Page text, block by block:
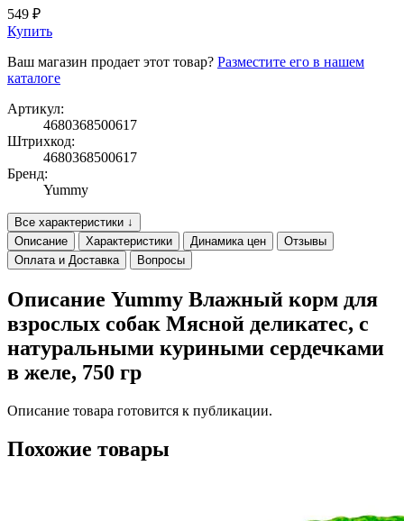
549 ₽
Купить
Ваш магазин продает этот товар? Разместите его в нашем
каталоге
Артикул:
4680368500617
Штрихкод:
4680368500617
Бренд:
Yummy
Все характеристики ↓
Описание
Характеристики Динамика цен
Отзывы
Оплата и Доставка
Вопросы
Описание Yummy Влажный корм для
взрослых собак Мясной деликатес, с
натуральными куриными сердечками
в желе, 750 гр
Описание товара готовится к публикации.
Похожие товары